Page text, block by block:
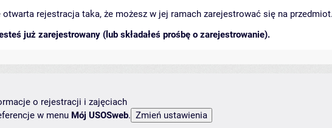
rejestracja taka, że możesz w jej ramach zarejestrować się na przedmiot.
już zarejestrowany (lub składałeś prośbę o zarejestrowanie).
o rejestracji i zajęciach
w menu Mój USOSweb.